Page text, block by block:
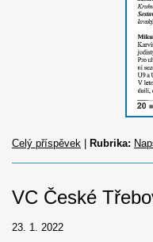
Celý příspěvek Rubrika:
VC České
23. 1. 2022